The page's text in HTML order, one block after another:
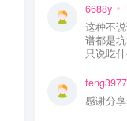
6688y
这种不
谱都是
只说吃
感谢分